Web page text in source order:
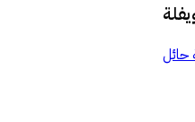
حائل